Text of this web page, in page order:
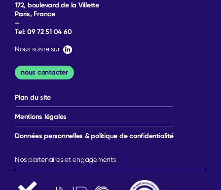
172, boulevard de la Villette
Paris, France
—
Tel: 09 72 51 04 60
Nous suivre sur
nous contacter
Plan du site
Mentions légales
Données personnelles & politique de confidentialité
Nos partenaires et engagements